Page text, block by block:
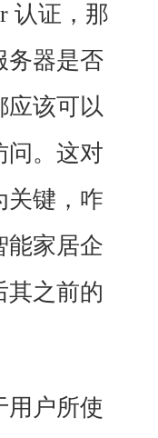
认证，那
务器是否
应该可以
问。这对
关键，咋
能家居企
其之前的
用户所使